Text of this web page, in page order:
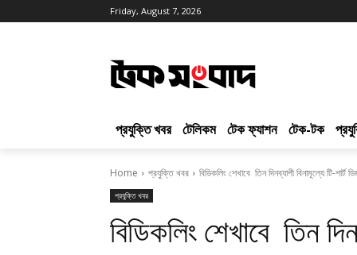
Friday, August 7, 2026
প্রযুক্তি খবর টেলিকম টেক ফ্যাশন টেক-টক
Home প্রযুক্তি খবর বিডিকলিং শেখাবে তিন দিনব্যাপী বিনামূল্যে টি-শার্ট
প্রযুক্তি খবর
বিডিকলিং শেখাবে তিন